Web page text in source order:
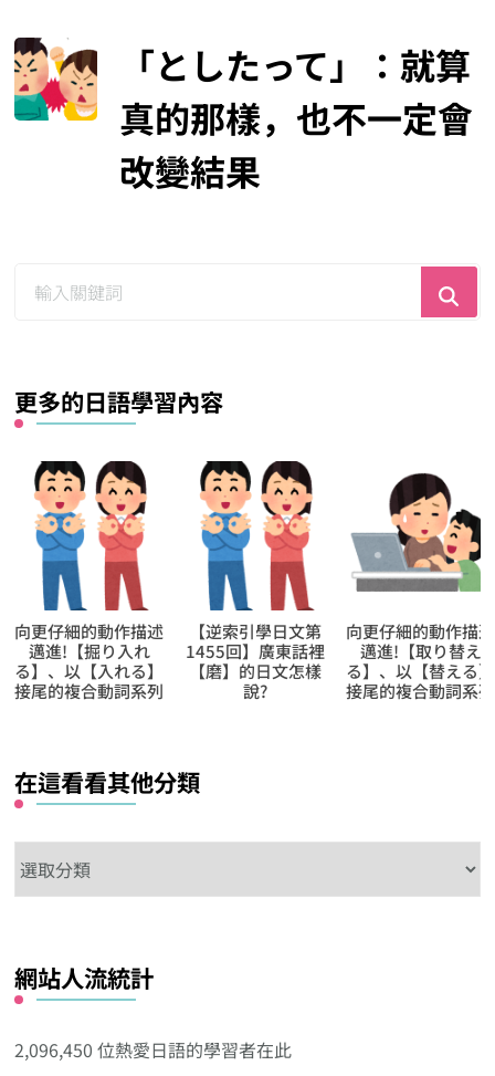
「としたって」：就算
真的那樣，也不一定會
改變結果
更多的日語學習內容
向更仔細的動作描述
邁進!【掘り入れ
る】、以【入れる】
接尾的複合動詞系列
【逆索引學日文第
1455回】廣東話裡
【磨】的日文怎樣
說?
向更仔細的動作描述
邁進!【取り替え
る】、以【替える】
接尾的複合動詞系列
在這看看其他分類
這
其
他
類
網站人流統計
2,096,450 位熱愛日語的學習者在此